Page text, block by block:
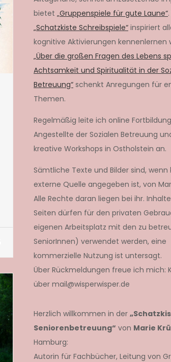
bietet „Gruppenspiele für gute Laune“
„Schatzkiste Schreibspiele“ inspiriert
kognitive Aktivierungen kennenlernen
„Über die großen Fragen des Lebens
Achtsamkeit und Spiritualität in der
Betreuung“ schenkt Anregungen für
Themen.
Regelmäßig leite ich online
Angestellte der Sozialen Betreuung
kreative Workshops in Ostholstein an.
Sämtliche Texte und Bilder sind, wenn
externe Quelle angegeben ist, von
Alle Rechte daran liegen bei ihr.
Seiten dürfen für den privaten
eigenen Arbeitsplatz mit den zu
SeniorInnen) verwendet werden, eine
kommerzielle Nutzung ist untersagt.
Über Rückmeldungen freue ich mich:
über mail@wisperwisper.de
Herzlich willkommen in der
Seniorenbetreuung“ von Marie
Hamburg:
Autorin für Fachbücher, Leitung von